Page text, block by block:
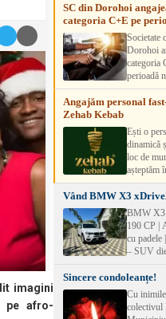
imagini
pe afro-
SC din Dorohoi
categoria C+E pe
nedeterminatăSocietate
Dorohoi
categoria
perioadă
aibă
detalii, vă
numărul
Angajăm personal
Zehab Kebab
Ești o
dinamică
loc de
așteptăm
Kebab! Posturi
OFERIM : Contract de
muncă Program flexibil
Salariu
funcție de
Vând BMW X3
BMW X3
190 CP |
cu padele
– SUV
perfect
doresc
confort
orice
Sincere condoleanțe!
Cu
colectivul